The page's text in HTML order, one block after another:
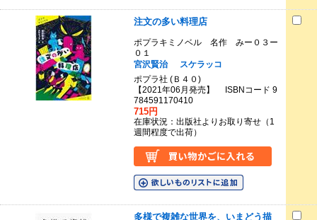
注文の多い料理店
ポプラキミノベル 名作 みー０３ー
０１
宮沢賢治
スケラッコ
ポプラ社 (Ｂ４０)
【2021年06月発売】 ISBNコード 9
784591170410
715円
在庫状況：出版社よりお取り寄せ（1
週間程度で出荷）
多様で複雑な世界を、いまどう描